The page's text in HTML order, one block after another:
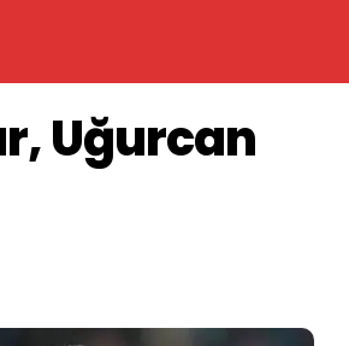
Uğurcan